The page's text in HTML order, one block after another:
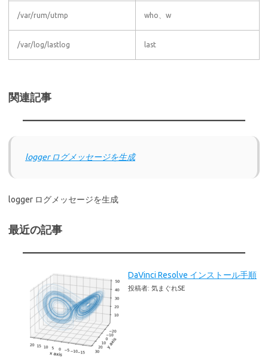
/var/rum/utmp who、w
/var/log/lastlog last
関連記事
logger ログメッセージを生成
logger ログメッセージを生成
最近の記事
DaVinci Resolve インストール手順
投稿者: 気まぐれSE